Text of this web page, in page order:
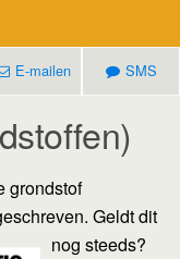
E-mailen SMS
grondstof
Geldtdit
nog steeds?